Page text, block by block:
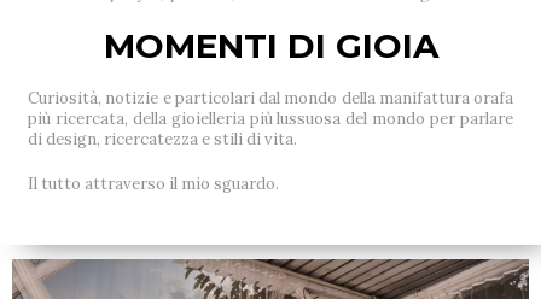
MOMENTI DI GIOIA
Curiosità, notizie e particolari dal mondo della manifattura orafa
più ricercata, della gioielleria più lussuosa del mondo per parlare
di design, ricercatezza e stili di vita.
Il tutto attraverso il mio sguardo.